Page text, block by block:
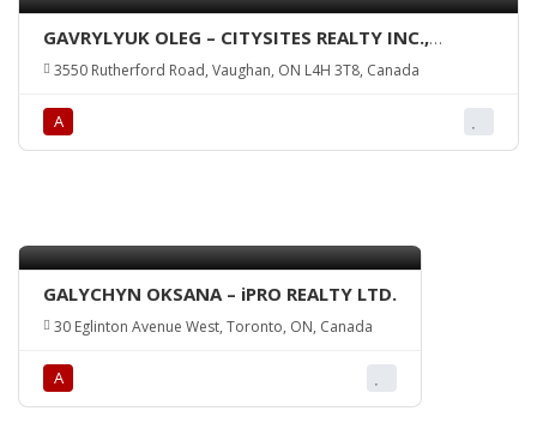
GAVRYLYUK OLEG – CITYSITES REALTY INC.,
Brokerage
3550 Rutherford Road, Vaughan, ON L4H 3T8, Canada
А
GALYCHYN OKSANA – iPRO REALTY LTD.
30 Eglinton Avenue West, Toronto, ON, Canada
А